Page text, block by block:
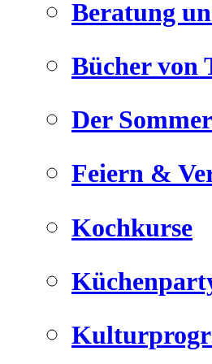
keine sind.
Ein Potpourrie
Für Liebhaber der
immer mit der
Beratung
Bücher von
Der
Feiern &
Kochkurse